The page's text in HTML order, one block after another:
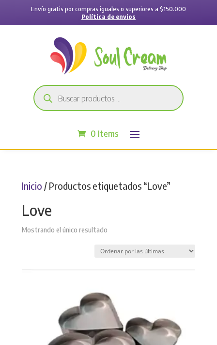
Envío gratis por compras iguales o superiores a $150.000
Política de envios
Búsqueda
de
productos
0 Items
Inicio / Productos etiquetados “Love”
Love
Mostrando el único resultado